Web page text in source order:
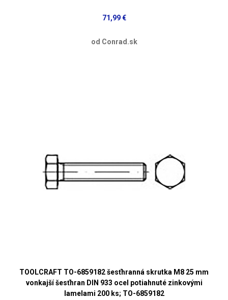
71,99 €
od Conrad.sk
TOOLCRAFT TO-6859182 šesťhranná skrutka M8 25 mm
vonkajší šesťhran DIN 933 ocel potiahnuté zinkovými
lamelami 200 ks; TO-6859182